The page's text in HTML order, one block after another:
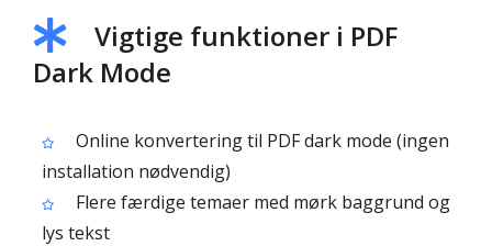
Vigtige funktioner i PDF
Dark Mode
Online konvertering til PDF dark mode (ingen
installation nødvendig)
Flere færdige temaer med mørk baggrund og
lys tekst